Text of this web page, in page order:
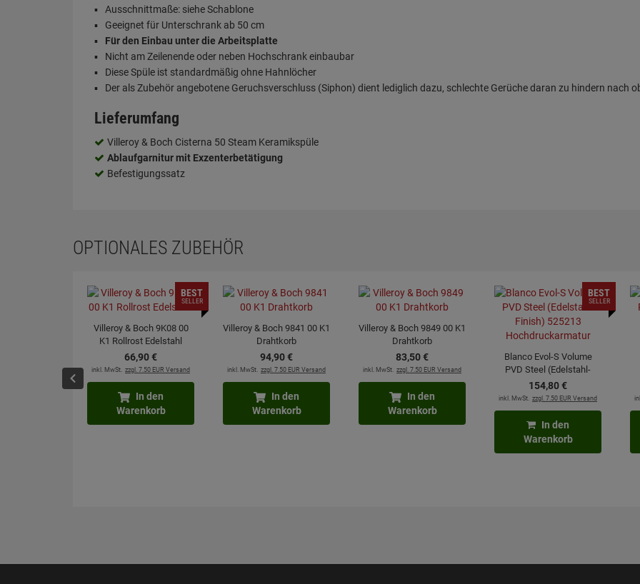
Ausschnittmaße: siehe Schablone
Geeignet für Unterschrank ab 50 cm
Für den Einbau unter die Arbeitsplatte
Nicht am Zeilenende oder neben Hochschrank einbaubar
Diese Spüle ist standardmäßig ohne Hahnlöcher
Der als Zubehör angebotene Geruchsverschluss (Siphon) dient lediglich dazu, schlechte Gerüche daran zu hindern nach
Lieferumfang
Villeroy & Boch Cisterna 50 Steam Keramikspüle
Ablaufgarnitur mit Exzenterbetätigung
Befestigungssatz
OPTIONALES ZUBEHÖR
Villeroy & Boch 9K08 00
K1 Rollrost Edelstahl
66,90€
inkl. MwSt. zzgl. 7.50 EUR Versand
BEST
SELLER
In den
Warenkorb
Villeroy & Boch 9841 00 K1
Drahtkorb
94,90€
inkl. MwSt. zzgl. 7.50 EUR Versand
In den
Warenkorb
Villeroy & Boch 9849 00 K1
Drahtkorb
83,50€
inkl. MwSt. zzgl. 7.50 EUR Versand
In den
Warenkorb
Blanco Evol-S Volume
PVD Steel (Edelstahl-
Finish) 525213
Hochdruckarmatur
154,80€
inkl. MwSt. zzgl. 7.50 EUR Versand
BEST
SELLER
In den
Warenkorb